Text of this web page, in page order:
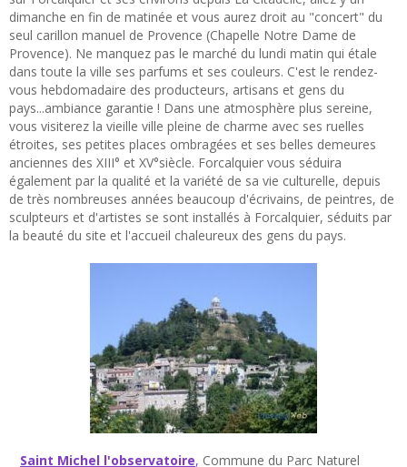
dimanche en fin de matinée et vous aurez droit au "concert" du
seul carillon manuel de Provence (Chapelle Notre Dame de
Provence). Ne manquez pas le marché du lundi matin qui étale
dans toute la ville ses parfums et ses couleurs. C'est le rendez-
vous hebdomadaire des producteurs, artisans et gens du
pays...ambiance garantie ! Dans une atmosphère plus sereine,
vous visiterez la vieille ville pleine de charme avec ses ruelles
étroites, ses petites places ombragées et ses belles demeures
anciennes des XIII° et XV°siècle. Forcalquier vous séduira
également par la qualité et la variété de sa vie culturelle, depuis
de très nombreuses années beaucoup d'écrivains, de peintres, de
sculpteurs et d'artistes se sont installés à Forcalquier, séduits par
la beauté du site et l'accueil chaleureux des gens du pays.
Saint Michel l'observatoire, Commune du Parc Naturel